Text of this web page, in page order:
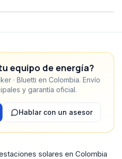
equipo de energía?
· Bluetti en Colombia. Envío
y garantía oficial.
Hablar con un asesor
solares en Colombia